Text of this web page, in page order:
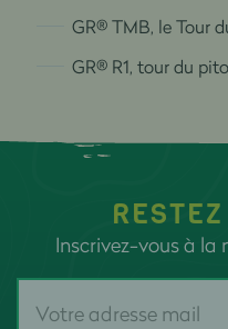
GR® TMB, le Tour
GR® R1, tour du
Inscrivez-vous à la